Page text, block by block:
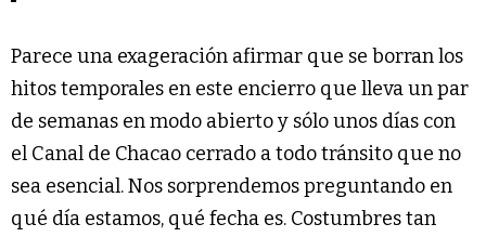
Parece una exageración afirmar que se borran los
hitos temporales en este encierro que lleva un par
de semanas en modo abierto y sólo unos días con
el Canal de Chacao cerrado a todo tránsito que no
sea esencial. Nos sorprendemos preguntando en
qué día estamos, qué fecha es. Costumbres tan